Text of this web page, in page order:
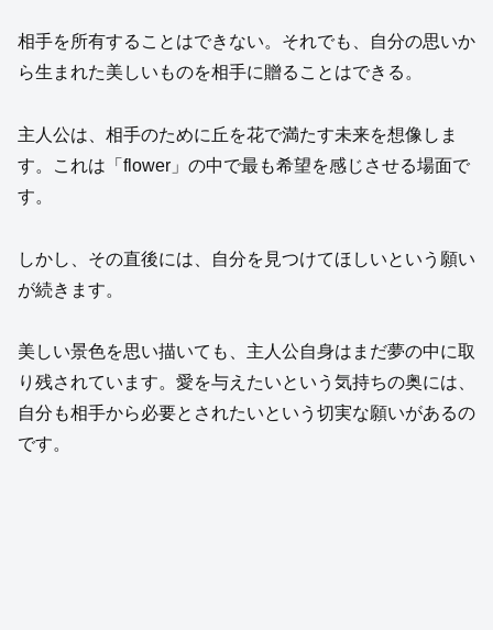
相手を所有することはできない。それでも、自分の思いか
ら生まれた美しいものを相手に贈ることはできる。
主人公は、相手のために丘を花で満たす未来を想像しま
す。これは「flower」の中で最も希望を感じさせる場面で
す。
しかし、その直後には、自分を見つけてほしいという願い
が続きます。
美しい景色を思い描いても、主人公自身はまだ夢の中に取
り残されています。愛を与えたいという気持ちの奥には、
自分も相手から必要とされたいという切実な願いがあるの
です。